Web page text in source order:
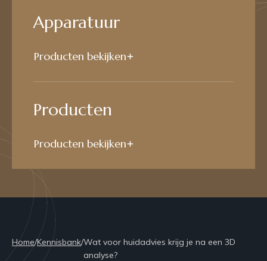
Apparatuur
Producten bekijken
Producten
Producten bekijken
Home/Kennisbank/Wat voor huidadvies krijg je na een 3D
analyse?